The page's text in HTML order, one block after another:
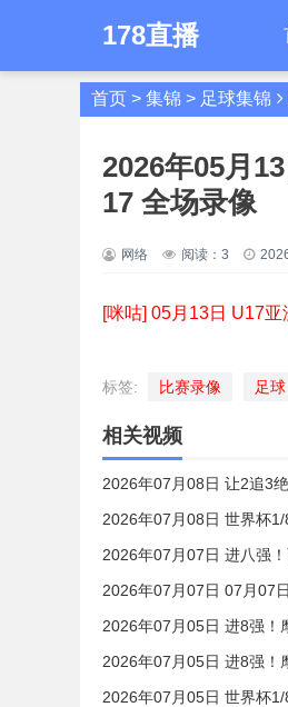
178直播
首页 > 集锦 > 足球集锦
2026年05月
17 全场录像
网络 阅读： 3
[咪咕] 05月13日 U17
标签: 比赛录像 足球
相关视频
2026年07月08日 让2追3
2026年07月08日 世界杯
2026年07月07日 进八强
2026年07月07日 07月07
2026年07月05日 进8强！
2026年07月05日 进8强！
2026年07月05日 世界杯